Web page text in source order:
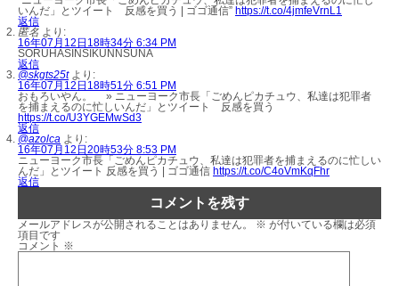
いんだ」とツイート 反感を買う | ゴゴ通信” https://t.co/4jmfeVrnL1
返信
匿名 より:
16年07月12日18時34分 6:34 PM
SORUHASINSIKUNNSUNA
返信
@skgts25t より:
16年07月12日18時51分 6:51 PM
おもろいやん。 » ニューヨーク市長「ごめんピカチュウ、私達は犯罪者
を捕まえるのに忙しいんだ」とツイート 反感を買う
https://t.co/U3YGEMwSd3
返信
@azolca より:
16年07月12日20時53分 8:53 PM
ニューヨーク市長「ごめんピカチュウ、私達は犯罪者を捕まえるのに忙しい
んだ」とツイート 反感を買う | ゴゴ通信 https://t.co/C4oVmKqFhr
返信
コメントを残す
メールアドレスが公開されることはありません。 ※ が付いている欄は必須
項目です
コメント ※